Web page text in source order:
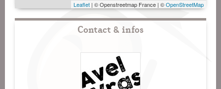
Leaflet | © Openstreetmap France | ©OpenStreetMap
Contact & infos